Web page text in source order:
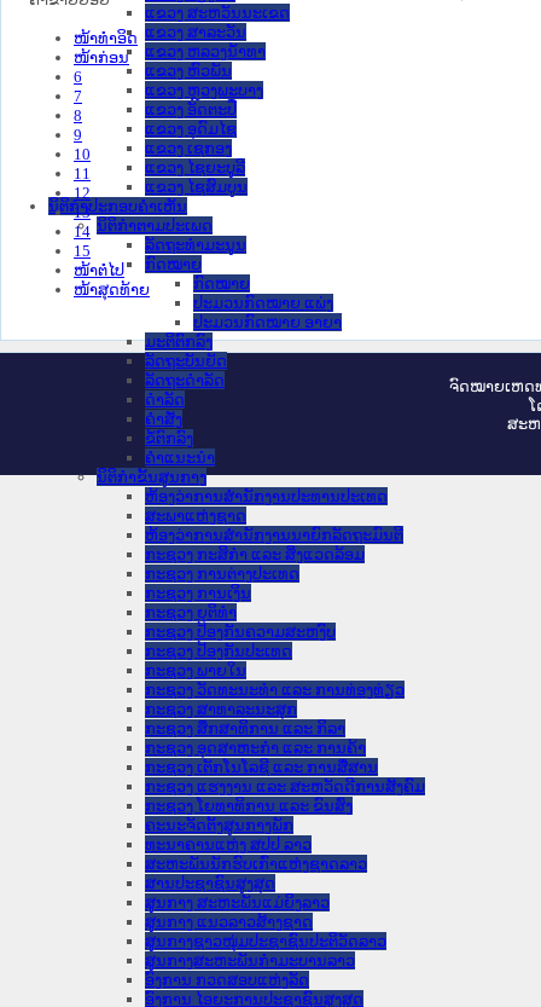
ແຂວງ ສະຫວັນນະເຂດ
ແຂວງ ສາລະວັນ
ແຂວງ ຫລວງນໍ້າທາ
ແຂວງ ຫົວພັນ
ແຂວງ ຫຼວງພະບາງ
ແຂວງ ອັດຕະປື
ແຂວງ ອຸດົມໄຊ
ແຂວງ ເຊກອງ
ແຂວງ ໄຊຍະບູລີ
ແຂວງ ໄຊສົມບູນ
ນິຕິກໍາປະກອບຄໍາເຫັນ
ນິຕິກໍາຕາມປະເພດ
ລັດຖະທໍາມະນູນ
ກົດໝາຍ
ກົດໝາຍ
ປະມວນກົດໝາຍ ແພ່ງ
ປະມວນກົດໝາຍ ອາຍາ
ມະຕິຕົກລົງ
ລັດຖະບັນຍັດ
ລັດຖະດໍາລັດ
ດໍາລັດ
ຄໍາສັ່ງ
ຂໍ້ຕົກລົງ
ຄໍາແນະນໍາ
ນິຕິກຳຂັ້ນສູນກາງ
ຫ້ອງວ່າການສໍານັກງານປະທານປະເທດ
ສະພາແຫ່ງຊາດ
ຫ້ອງວ່າການສຳນັກງານນາຍົກລັດຖະມົນຕີ
ກະຊວງ ກະສິກຳ ແລະ ສິ່ງແວດລ້ອມ
ກະຊວງ ການຕ່າງປະເທດ
ກະຊວງ ການເງິນ
ກະຊວງ ຍຸຕິທໍາ
ກະຊວງ ປ້ອງກັນຄວາມສະຫງົບ
ກະຊວງ ປ້ອງກັນປະເທດ
ກະຊວງ ພາຍໃນ
ກະຊວງ ວັດທະນະທຳ ແລະ ການທ່ອງທ່ຽວ
ກະຊວງ ສາທາລະນະສຸກ
ກະຊວງ ສຶກສາທິການ ແລະ ກິລາ
ກະຊວງ ອຸດສາຫະກຳ ແລະ ການຄ້າ
ກະຊວງ ເຕັກໂນໂລຊີ ແລະ ການສື່ສານ
ກະຊວງ ແຮງງານ ແລະ ສະຫວັດດີການສັງຄົມ
ກະຊວງ ໂຍທາທິການ ແລະ ຂົນສົ່ງ
ຄະນະຈັດຕັ້ງສູນກາງພັກ
ທະນາຄານແຫ່ງ ສປປ ລາວ
ສະຫະພັນນັກຮົບເກົ່າແຫ່ງຊາດລາວ
ສານປະຊາຊົນສູງສຸດ
ສູນກາງ ສະຫະພັນແມ່ຍິງລາວ
ສູນກາງ ແນວລາວສ້າງຊາດ
ສູນກາງຊາວໜຸ່ມປະຊາຊົນປະຕິວັດລາວ
ສູນກາງສະຫະພັນກຳມະບານລາວ
ອົງການ ກວດສອບແຫ່ງລັດ
ອົງການ ໄອຍະການປະຊາຊົນສູງສຸດ
ໜ້າທໍາອິດ
ໜ້າກ່ອນ
6
7
8
9
10
11
12
13
14
15
ໜ້າຕໍ່ໄປ
ໜ້າສຸດທ້າຍ
ຈົດ​ໝາຍ​ເຫດ​
ສະ​ຫ